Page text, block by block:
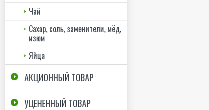
Чай
Сахар, соль, заменители, мёд,
изюм
Яйца
АКЦИОННЫЙ ТОВАР
УЦЕНЕННЫЙ ТОВАР